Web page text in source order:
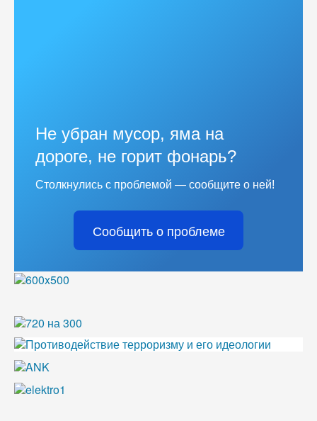
Не убран мусор, яма на
дороге, не горит фонарь?
Столкнулись с проблемой — сообщите о ней!
Сообщить о проблеме